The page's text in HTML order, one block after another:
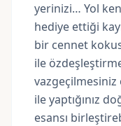
yerinizi… Yol
hediye ettiği
bir cennet
ile
vazgeçilmesiniz
ile yaptığınız
esansı